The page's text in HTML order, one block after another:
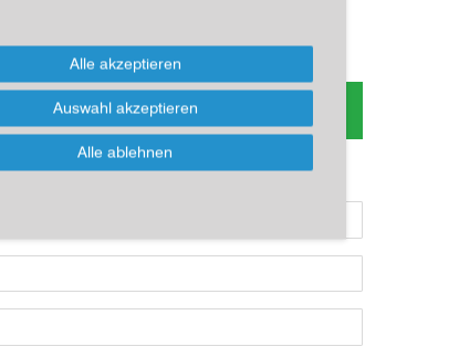
Artikel oder Kauf, bitte Formular
nutzen!
möchten, dann bitte das Formular nutzen:
Alle akzeptieren
Auswahl akzeptieren
Alle ablehnen